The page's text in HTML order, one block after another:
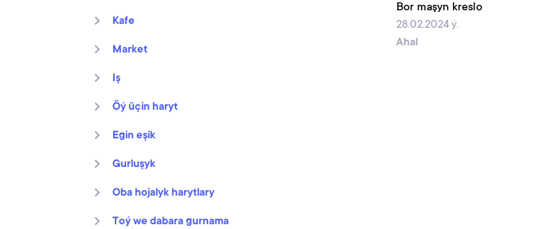
Kafe
Market
Iş
Öý üçin haryt
Egin eşik
Gurluşyk
Oba hojalyk harytlary
Toý we dabara gurnama
Bor maşyn kreslo
28.02.2024 ý.
Ahal